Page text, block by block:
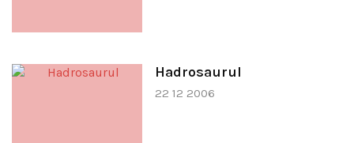
Hadrosaurul
22 12 2006